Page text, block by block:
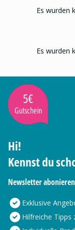
Es wurden
Es wurden
5€
Gutschein
Hi!
Kennst du
Newsletter
Exklusive
Hilfreiche Tipps